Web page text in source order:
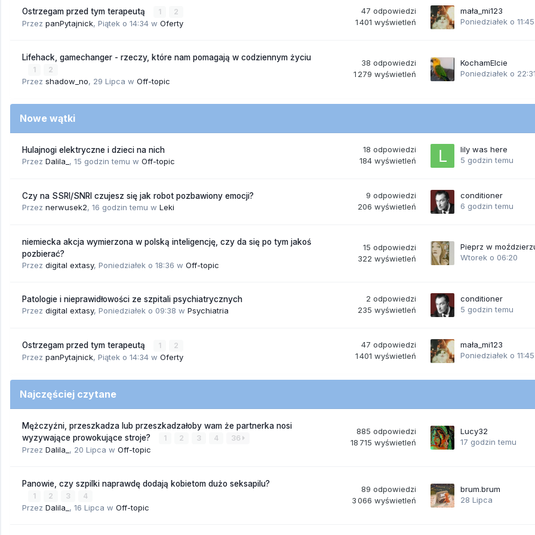
Ostrzegam przed tym terapeutą 1 2
Przez panPytajnick, Piątek o 14:34 w Oferty
47 odpowiedzi
1 401 wyświetleń
mała_mi123
Poniedziałek o 11:45
Lifehack, gamechanger - rzeczy, które nam pomagają w codziennym życiu
1 2
Przez shadow_no, 29 Lipca w Off-topic
38 odpowiedzi
1 279 wyświetleń
KochamElcie
Poniedziałek o
Nowe wątki
Hulajnogi elektryczne i dzieci na nich
Przez Dalila_ , 15 godzin temu w Off-topic
18 odpowiedzi
184 wyświetleń
lily was here
5 godzin temu
Czy na SSRI/SNRI czujesz się jak robot pozbawiony emocji?
Przez nerwusek2, 16 godzin temu w Leki
9 odpowiedzi
206 wyświetleń
conditioner
6 godzin temu
niemiecka akcja wymierzona w polską inteligencję, czy da się po tym jakoś
pozbierać?
Przez digital extasy, Poniedziałek o 18:36 w Off-topic
15 odpowiedzi
322 wyświetleń
Pieprz w
Wtorek o 06:20
Patologie i nieprawidłowości ze szpitali psychiatrycznych
Przez digital extasy, Poniedziałek o 09:38 w Psychiatria
2 odpowiedzi
235 wyświetleń
conditioner
5 godzin temu
Ostrzegam przed tym terapeutą 1 2
Przez panPytajnick, Piątek o 14:34 w Oferty
47 odpowiedzi
1 401 wyświetleń
mała_mi123
Poniedziałek o 11:45
Najczęściej czytane
Mężczyźni, przeszkadza lub przeszkadzałoby wam że partnerka nosi
wyzywające prowokujące stroje?
1 2 3 4 36
Przez Dalila_ , 20 Lipca w Off-topic
885 odpowiedzi
18 715 wyświetleń
Lucy32
17 godzin temu
Panowie, czy szpilki naprawdę dodają kobietom dużo seksapilu?
1 2 3 4
Przez Dalila_ , 16 Lipca w Off-topic
89 odpowiedzi
3 066 wyświetleń
brum.brum
28 Lipca